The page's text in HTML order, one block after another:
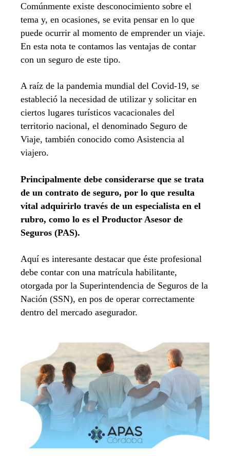
Comúnmente existe desconocimiento sobre el
tema y, en ocasiones, se evita pensar en lo que
puede ocurrir al momento de emprender un viaje.
En esta nota te contamos las ventajas de contar
con un seguro de este tipo.
A raíz de la pandemia mundial del Covid-19, se
estableció la necesidad de utilizar y solicitar en
ciertos lugares turísticos vacacionales del
territorio nacional, el denominado Seguro de
Viaje, también conocido como Asistencia al
viajero.
Principalmente debe considerarse que se trata
de un contrato de seguro, por lo que resulta
vital adquirirlo través de un especialista en el
rubro, como lo es el Productor Asesor de
Seguros (PAS).
Aquí es interesante destacar que éste profesional
debe contar con una matrícula habilitante,
otorgada por la Superintendencia de Seguros de la
Nación (SSN), en pos de operar correctamente
dentro del mercado asegurador.